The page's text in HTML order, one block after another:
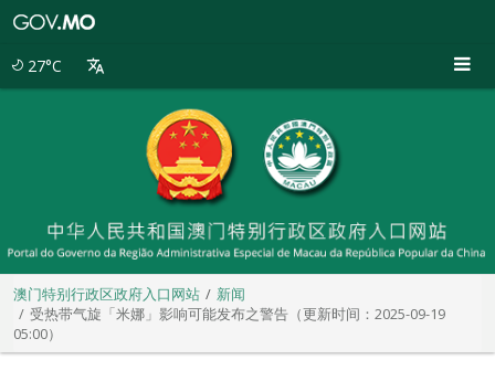
27°C
澳门特别行政区政府入口网站
新闻
受热带气旋「米娜」影响可能发布之警告（更新时间：2025-09-19
05:00）